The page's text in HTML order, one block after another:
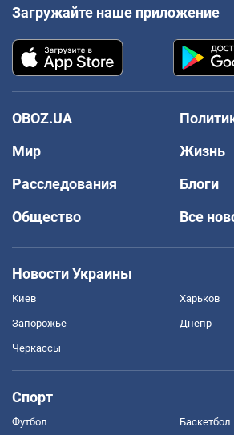
Загружайте наше приложение
OBOZ.UA
Мир
Жизнь
Расследования
Блоги
Общество
Все
Новости Украины
Киев Харьков
Запорожье Днепр
Черкассы
Спорт
Футбол Баскетбол